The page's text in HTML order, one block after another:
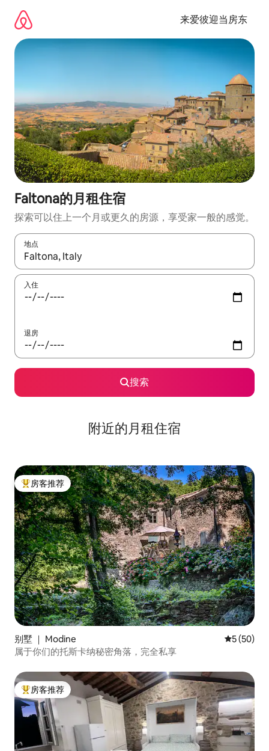
来爱彼迎当房东
Faltona的月租住宿
探索可以住上一个月或更久的房源，享受家一般的感觉。
地点
如有搜索结果，请使用上下方向键查看，或通过点击或滑动手势
入住
退房
搜索
附近的月租住宿
热门「房客推荐」
房客推荐
别墅 ｜ Modine 平均评分
5 (50)
属于你们的托斯卡纳秘密角落，完全私享
热门「房客推荐」
房客推荐